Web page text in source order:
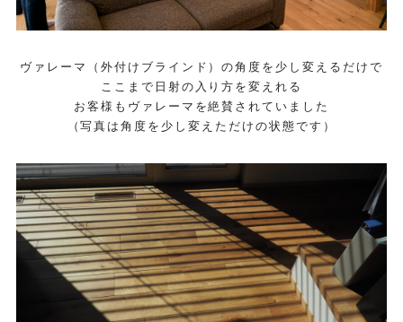
ヴァレーマ（外付けブラインド）の角度を少し変えるだけで
ここまで日射の入り方を変えれる
お客様もヴァレーマを絶賛されていました
（写真は角度を少し変えただけの状態です）